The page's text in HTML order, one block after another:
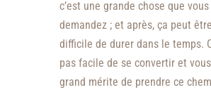
c’est une grande chose que vous
demandez ; et après, ça peut
difficile de durer dans le temps.
pas facile de se convertir et
grand mérite de prendre ce